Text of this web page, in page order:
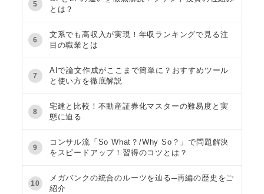
5
とは？
6
文系でも高収入が実現！年収ランキングで見る注
目の職業とは
7
AIで論文作成がここまで簡単に？おすすめツール
と使い方を徹底解説
8
宅建と比較！不動産証券化マスターの難易度と実
態に迫る
9
コンサル流「So What？/Why So？」で問題解決
をスピードアップ！習得のコツとは？
10
メガバンクの統合のルーツを辿る─再編の歴史をご
紹介